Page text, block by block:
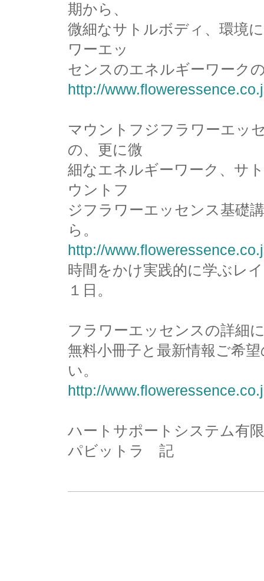
期から、
微細なサトルボディ、環境
ワーエッ
センスのエネルギーワーク
http://
マウントフジフラワーエッ
の、更に微
細なエネルギーワーク、サ
ウントフ
ジフラワーエッセンス基礎
ら。
http://
時間をかけ実践的に学ぶレ
１日。
フラワーエッセンスの詳細
無料小冊子と最新情報ご希
い。
http://
ハートサポートシステム有
パビットラ 記